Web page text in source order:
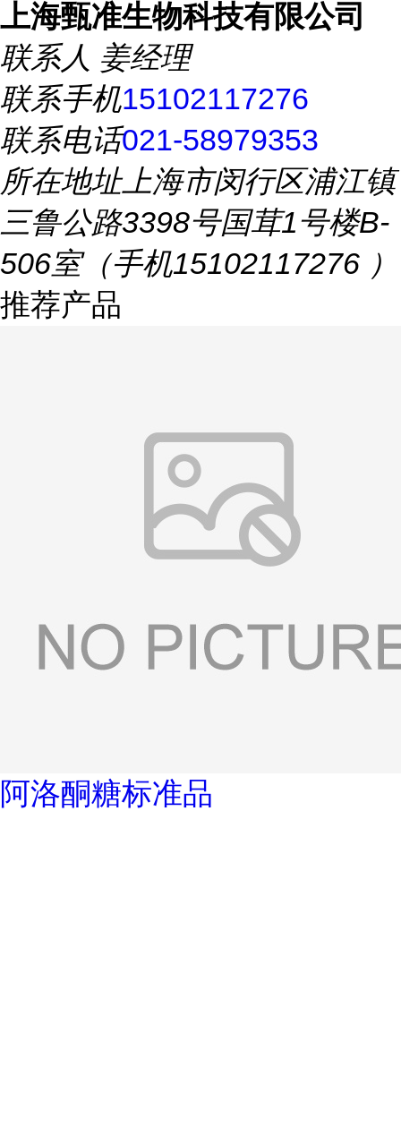
上海甄准生物科技有限公司
联系人 姜经理
联系手机15102117276
联系电话021-58979353
所在地址上海市闵行区浦江镇
三鲁公路3398号国茸1号楼B-
506室（手机15102117276 ）
推荐产品
阿洛酮糖标准品